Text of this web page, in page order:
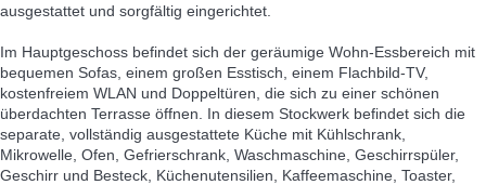
ausgestattet und sorgfältig eingerichtet.
Im Hauptgeschoss befindet sich der geräumige Wohn-Essbereich mit
bequemen Sofas, einem großen Esstisch, einem Flachbild-TV,
kostenfreiem WLAN und Doppeltüren, die sich zu einer schönen
überdachten Terrasse öffnen. In diesem Stockwerk befindet sich die
separate, vollständig ausgestattete Küche mit Kühlschrank,
Mikrowelle, Ofen, Gefrierschrank, Waschmaschine, Geschirrspüler,
Geschirr und Besteck, Küchenutensilien, Kaffeemaschine, Toaster,